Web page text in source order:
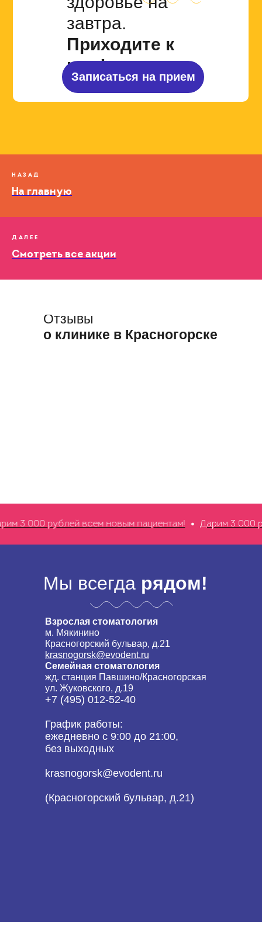
завтра.
Приходите к
нам!
Записаться на прием
НАЗАД
На главную
ДАЛЕЕ
Смотреть все акции
Отзывы
о клинике в Красногорске
3 000 рублей всем новым пациентам! Дарим 3 000
Взрослая стоматология
м. Мякинино
Красногорский бульвар, д.21
krasnogorsk@evodent.ru
Семейная стоматология
жд. станция Павшино/Красногорская
ул. Жуковского, д.19
+7 (495) 012-52-40
График работы:
ежедневно с 9:00 до 21:00,
без выходных
krasnogorsk@evodent.ru
(Красногорский бульвар, д.21)
Мы всегда рядом!